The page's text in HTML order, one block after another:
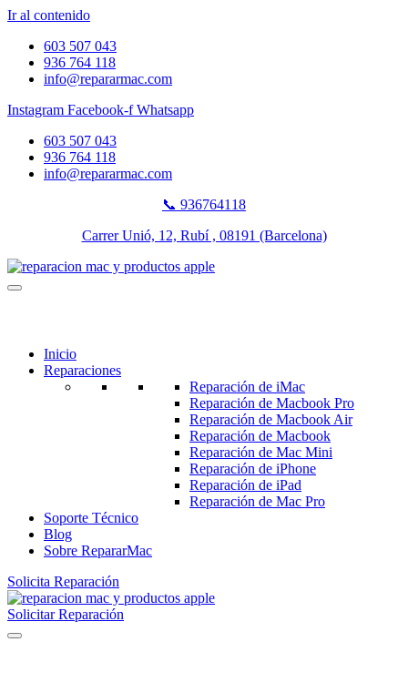
Ir al contenido
603 507 043
936 764 118
info@repararmac.com
Instagram Facebook-f Whatsapp
603 507 043
936 764 118
info@repararmac.com
📞 936764118
Carrer Unió, 12, Rubí , 08191 (Barcelona)
Inicio
Reparaciones
Reparación de iMac
Reparación de Macbook Pro
Reparación de Macbook Air
Reparación de Macbook
Reparación de Mac Mini
Reparación de iPhone
Reparación de iPad
Reparación de Mac Pro
Soporte Técnico
Blog
Sobre RepararMac
Solicita Reparación
Solicitar Reparación